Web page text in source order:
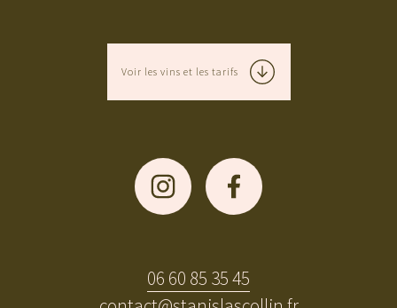
Voir les vins et les tarifs
06 60 85 35 45